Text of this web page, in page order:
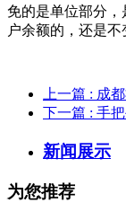
免的是单位部分
户余额的，还是不
上一篇 : 成
下一篇 : 手
新闻展示
为您推荐